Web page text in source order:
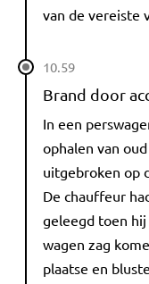
van de vereiste
10.59
Brand door
In een
ophalen van
uitgebroken op
De chauffeur
geleegd toen
wagen zag
plaatse en